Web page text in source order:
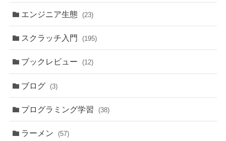
エンジニア生態 (23)
スクラッチ入門 (195)
ブックレビュー (12)
ブログ (3)
プログラミング学習 (38)
ラーメン (57)